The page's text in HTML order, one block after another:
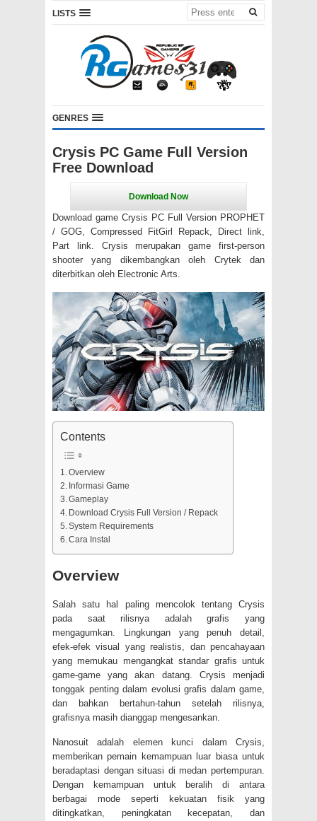
LISTS
GENRES
Crysis PC Game Full Version
Free Download
Download game Crysis PC Full Version PROPHET
/ GOG, Compressed FitGirl Repack, Direct link,
Part link. Crysis merupakan game first-person
shooter yang dikembangkan oleh Crytek dan
diterbitkan oleh Electronic Arts.
Contents
Overview
Informasi Game
Gameplay
Download Crysis Full Version / Repack
System Requirements
Cara Instal
Overview
Salah satu hal paling mencolok tentang Crysis
pada saat rilisnya adalah grafis yang
mengagumkan. Lingkungan yang penuh detail,
efek-efek visual yang realistis, dan pencahayaan
yang memukau mengangkat standar grafis untuk
game-game yang akan datang. Crysis menjadi
tonggak penting dalam evolusi grafis dalam game,
dan bahkan bertahun-tahun setelah rilisnya,
grafisnya masih dianggap mengesankan.
Nanosuit adalah elemen kunci dalam Crysis,
memberikan pemain kemampuan luar biasa untuk
beradaptasi dengan situasi di medan pertempuran.
Dengan kemampuan untuk beralih di antara
berbagai mode seperti kekuatan fisik yang
ditingkatkan, peningkatan kecepatan, dan